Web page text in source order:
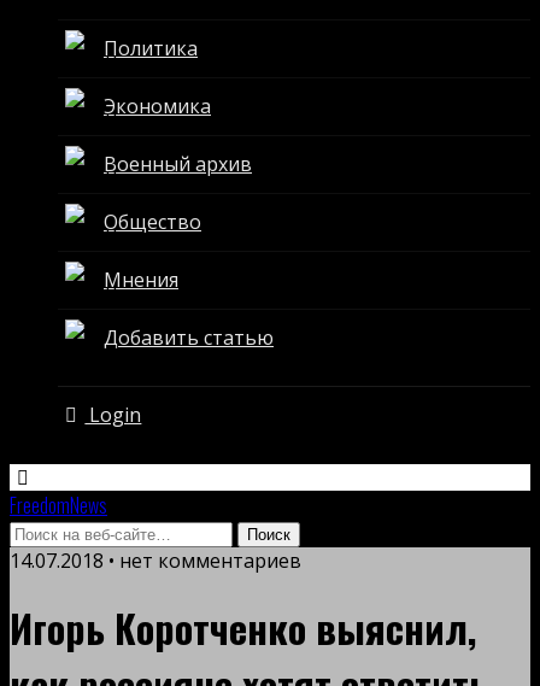
Политика
Экономика
Военный архив
Общество
Мнения
Добавить статью
Login
FreedomNews
14.07.2018 • нет комментариев
Игорь Коротченко выяснил,